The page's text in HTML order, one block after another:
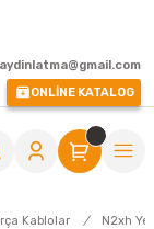
ONLİNE KATALOG
Kablolar N2xh